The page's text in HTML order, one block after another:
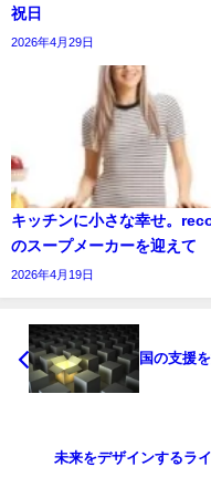
祝日
2026年4月29日
キッチンに小さな幸せ。
のスープメーカーを迎えて
2026年4月19日
国の支援
未来をデザインするラ